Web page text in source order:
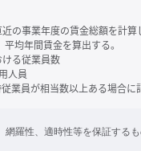
の事業年度の賃金総額を計
均年間賃金を算出する。
る従業員数
人員
業員が相当数以上ある場合に
羅性、適時性等を保証する